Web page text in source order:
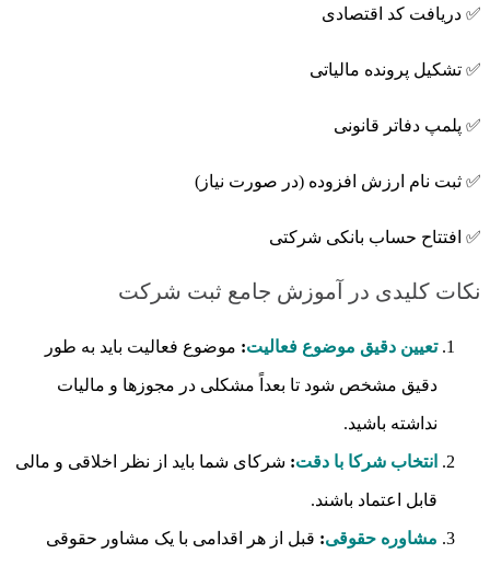
✅ دریافت کد اقتصادی
✅ تشکیل پرونده مالیاتی
✅ پلمپ دفاتر قانونی
✅ ثبت نام ارزش افزوده (در صورت نیاز)
✅ افتتاح حساب بانکی شرکتی
نکات کلیدی در آموزش جامع ثبت شرکت
تعیین دقیق موضوع فعالیت: موضوع فعالیت باید به طور
دقیق مشخص شود تا بعداً مشکلی در مجوزها و مالیات
نداشته باشید.
انتخاب شرکا با دقت: شرکای شما باید از نظر اخلاقی و مالی
قابل اعتماد باشند.
مشاوره حقوقی: قبل از هر اقدامی با یک مشاور حقوقی